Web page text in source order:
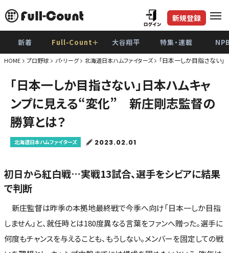
新規登録
新着 Full-Count＋ 大谷翔平 特集・連載
HOME プロ野球 パ・リーグ 北海道日本ハムファイターズ 「日本一しか目指さない
「日本一しか目指さない」日本ハムキャ
ンプに見える“変化” 新庄剛志監督の
勝算とは？
北海道日本ハムファイターズ 2023.02.01
初日から紅白戦…実戦13試合、選手をシビアに結果
で判断
新庄監督は昨季の本拠地最終戦で今季へ向け「日本一しか目指
しません」と、就任時とは180度異なる言葉をファンへ贈った。選手に
何度もチャンスを与えることも、もうしない。メンバーを固定しての戦